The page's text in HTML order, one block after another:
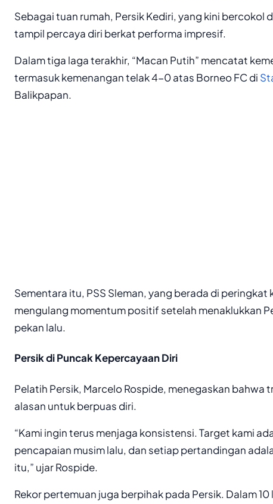
Sebagai tuan rumah, Persik Kediri, yang kini bercokol
tampil percaya diri berkat performa impresif.
Dalam tiga laga terakhir, “Macan Putih” mencatat
termasuk kemenangan telak 4-0 atas Borneo FC di
Balikpapan.
Sementara itu, PSS Sleman, yang berada di peringkat
mengulang momentum positif setelah menaklukkan
pekan lalu.
Persik di Puncak Kepercayaan Diri
Pelatih Persik, Marcelo Rospide, menegaskan bahwa
alasan untuk berpuas diri.
“Kami ingin terus menjaga konsistensi. Target kami
pencapaian musim lalu, dan setiap pertandingan
itu,” ujar Rospide.
Rekor pertemuan juga berpihak pada Persik. Dalam